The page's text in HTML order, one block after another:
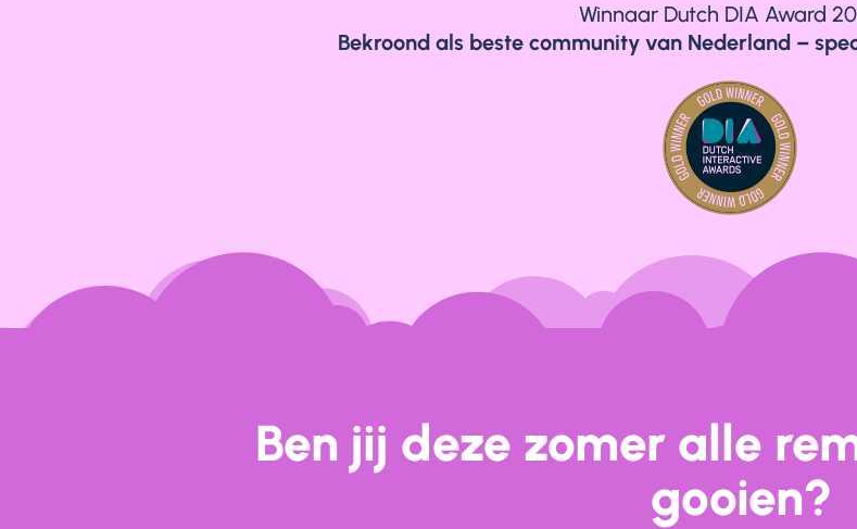
Winnaar Dutch DIA Award
Bekroond als beste community van Nederland –
Ben jij deze zomer alle
gooien?